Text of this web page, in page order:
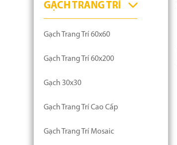
GẠCH TRANG TRÍ
Gạch Trang Trí 60x60
Gạch Trang Trí 60x200
Gạch 30x30
Gạch Trang Trí Cao Cấp
Gạch Trang Trí Mosaic